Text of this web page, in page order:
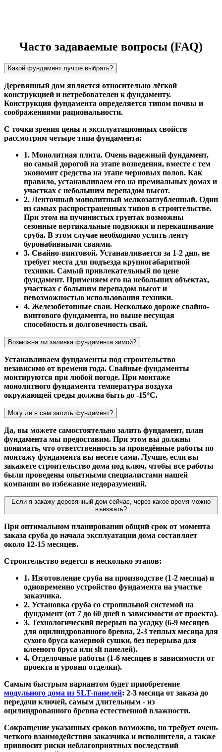
Часто задаваемые вопросы (FAQ)
Какой фундамент лучше выбрать?
Деревянный дом является относительно лёгкой
конструкцией и нетребователен к фундаменту.
Конструкция фундамента определяется типом почвы и
соображениями рациональности.
С точки зрения цены и эксплуатационных свойств
рассмотрим четыре типа фундамента:
1. Монолитная плита. Очень надежный фундамент,
но самый дорогой на этапе возведения, вместе с тем
экономит средства на этапе черновых полов. Как
правило, устанавливаем его на премиальных домах и
участках с небольшим перепадом высот.
2. Ленточный монолитный мелкозаглубленный. Один
из самых распространенных типов в строительстве.
При этом на пучинистых грунтах возможны
сезонные вертикальные подвижки и перекашивание
сруба. В этом случае необходимо услить ленту
буронабивными сваями.
3. Свайно-винтовой. Устанавливается за 1-2 дня, не
требует места для подъезда крупногабаритной
техники. Самый привлекательный по цене
фундамент. Применяем его на небольших объектах,
участках с большим перепадом высот и
невозможностью использования техники.
4. Железобетонные сваи. Несколько дороже свайно-
винтового фундамента, но выше несущая
способность и долговечность свай.
Возможна ли заливка фундамента зимой?
Устанавливаем фундаменты под строительство
независимо от времени года. Свайные фундаменты
монтируются при любой погоде. При монтаже
монолитного фундамента температура воздуха
окружающей среды должна быть до -15°С.
Могу ли я сам залить фундамент?
Да, вы можете самостоятельно залить фундамент, план
фундамента мы предоставим. При этом вы должны
понимать, что ответственность за проведённые работы по
монтажу фундамента вы несете сами. Лучше, если вы
закажете строительство дома под ключ, чтобы все работы
были проведены опытными специалистами нашей
компании во избежание недоразумений.
Если я закажу деревянный дом сейчас, через какое время можно
въезжать?
При оптимальном планировании общий срок от момента
заказа сруба до начала эксплуатации дома составляет
около 12-15 месяцев.
Строительство ведется в несколько этапов:
1. Изготовление сруба на производстве (1-2 месяца) и
одновременно устройство фундамента на участке
заказчика.
2. Установка сруба со стропильной системой на
фундамент (от 7 до 60 дней в зависимости от проекта).
3. Технологический перерыв на усадку (6-9 месяцев
для оцилиндрованного бревна, 2-3 теплых месяца для
сухого бруса камерной сушки, без перерыва для
клееного бруса или slt панелей).
4. Отделочные работы (1-6 месяцев в зависимости от
проекта и уровня отделки).
Самым быстрым вариантом будет приобретение
модульного дома из SLT-панелей: 2-3 месяца от заказа до
передачи ключей, самым длительным - из
оцилиндрованного бревна естественной влажности.
Сокращение указанных сроков возможно, но требует очень
четкого взаимодействия заказчика и исполнителя, а также
привносит риски неблагоприятных последствий